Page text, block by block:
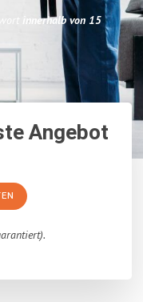
innerhalb von 15
Angebot